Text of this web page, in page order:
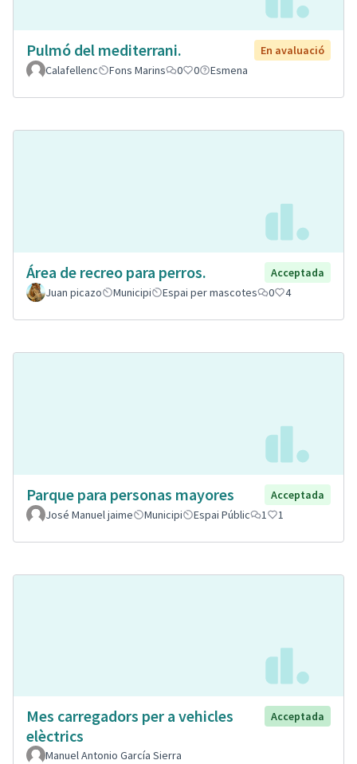
Pulmó del mediterrani.
En avaluació
Calafellenc
Fons Marins 0 0 Esmena
Área de recreo para perros.
Acceptada
Juan picazo
Municipi Espai per mascotes 0 4
Parque para personas mayores
Acceptada
José Manuel jaime
Municipi Espai Públic 1 1
Mes carregadors per a vehicles
elèctrics
Acceptada
Manuel Antonio García Sierra